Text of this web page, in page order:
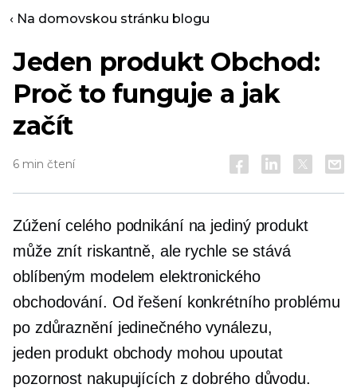
‹ Na domovskou stránku blogu
Jeden produktObchod:
Proč to funguje a jak
začít
6 min čtení
Zúžení celého podnikání na jediný produkt
může znít riskantně, ale rychle se stává
oblíbeným modelem elektronického
obchodování. Od řešení konkrétního problému
po zdůraznění jedinečného vynálezu,
jeden produktobchody mohou upoutat
pozornost nakupujících z dobrého důvodu.